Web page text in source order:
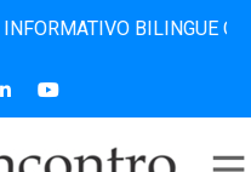
BILINGUE CHE